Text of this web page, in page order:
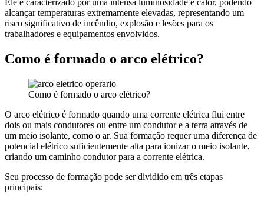
alcançar temperaturas extremamente elevadas, representando um
risco significativo de incêndio, explosão e lesões para os
trabalhadores e equipamentos envolvidos.
Como é formado o arco elétrico?
Como é formado o arco elétrico?
O arco elétrico é formado quando uma corrente elétrica flui entre
dois ou mais condutores ou entre um condutor e a terra através de
um meio isolante, como o ar. Sua formação requer uma diferença de
potencial elétrico suficientemente alta para ionizar o meio isolante,
criando um caminho condutor para a corrente elétrica.
Seu processo de formação pode ser dividido em três etapas
principais: